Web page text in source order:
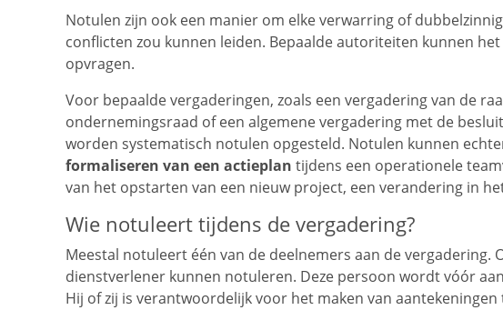
Notulen zijn ook een manier om elke verwarring of
conflicten zou kunnen leiden. Bepaalde autoriteiten kunnen
opvragen.
Voor bepaalde vergaderingen, zoals een vergadering van de
ondernemingsraad of een algemene vergadering met de
worden systematisch notulen opgesteld. Notulen kunnen
formaliseren van een actieplan tijdens een operationele
van het opstarten van een nieuw project, een verandering in
Wie notuleert tijdens de vergadering?
Meestal notuleert één van de deelnemers aan de vergadering.
dienstverlener kunnen notuleren. Deze persoon wordt vóór
Hij of zij is verantwoordelijk voor het maken van